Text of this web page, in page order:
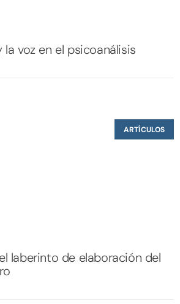
voz en el psicoanálisis
ARTÍCULOS
laberinto de elaboración del